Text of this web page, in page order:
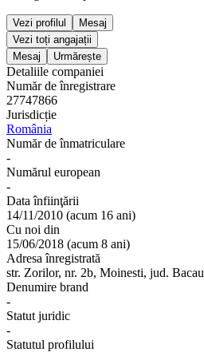
Vezi profilul
Mesaj
Vezi toți angajații
Mesaj
Urmărește
Detaliile companiei
Număr de înregistrare
27747866
Jurisdicție
România
Număr de înmatriculare
-
Numărul european
-
Data înfiinţării
14/11/2010 (acum 16 ani)
Cu noi din
15/06/2018 (acum 8 ani)
Adresa înregistrată
str. Zorilor, nr. 2b, Moinesti, jud. Bacau
Denumire brand
-
Statut juridic
-
Statutul profilului